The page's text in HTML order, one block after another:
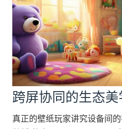
跨屏协同的生态美
真正的壁纸玩家讲究设备间